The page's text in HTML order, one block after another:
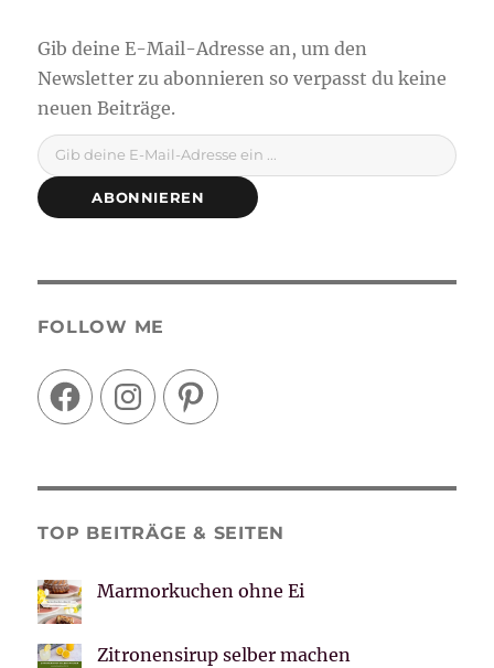
Gib deine E-Mail-Adresse ein ...
ABONNIEREN
FOLLOW ME
FacebookInstagramPinterest
TOP BEITRÄGE & SEITEN
Marmorkuchen ohne Ei
Zitronensirup selber machen